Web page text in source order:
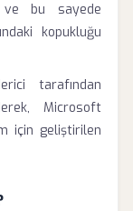
ve bu sayede
kopukluğu
tarafından
Microsoft
için geliştirilen